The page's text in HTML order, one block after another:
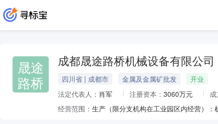
晟途
路桥
成都晟途路桥机械设备有限公司
四川省 | 成都市 金属及金属矿批发
开业
法定代表人： 肖军 注册资本： 3060万元
经营范围： 生产（限分支机构在工业园区内经营）